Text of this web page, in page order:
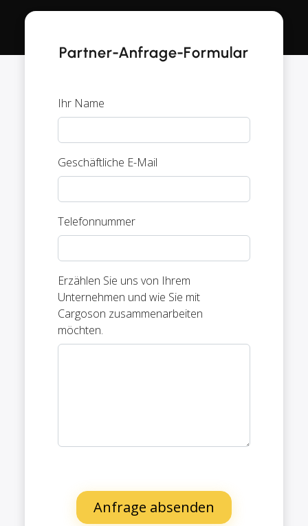
Partner-Anfrage-Formular
Ihr Name
Geschäftliche E-Mail
Telefonnummer
Erzählen Sie uns von Ihrem
Unternehmen und wie Sie mit
Cargoson zusammenarbeiten
möchten.